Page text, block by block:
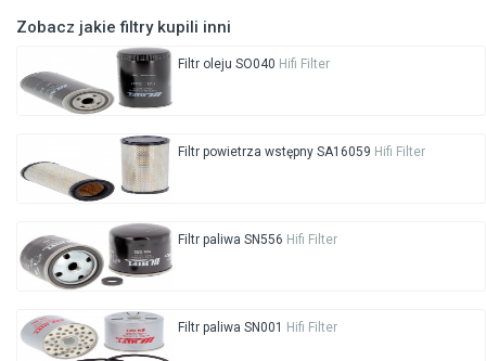
Zobacz jakie filtry kupili inni
Filtr oleju SO040 Hifi Filter
Filtr powietrza wstępny SA16059 Hifi Filter
Filtr paliwa SN556 Hifi Filter
Filtr paliwa SN001 Hifi Filter